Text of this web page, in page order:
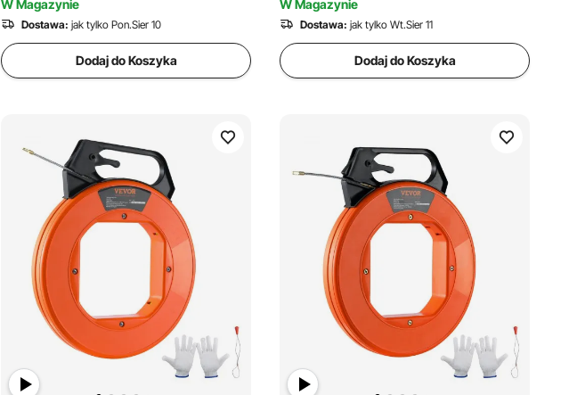
W Magazynie
Dostawa: jak tylko Pon.Sier 10
Dodaj do Koszyka
W Magazynie
Dostawa: jak tylko Wt.Sier 11
Dodaj do Koszyka